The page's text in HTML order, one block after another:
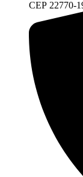
CEP 22770-